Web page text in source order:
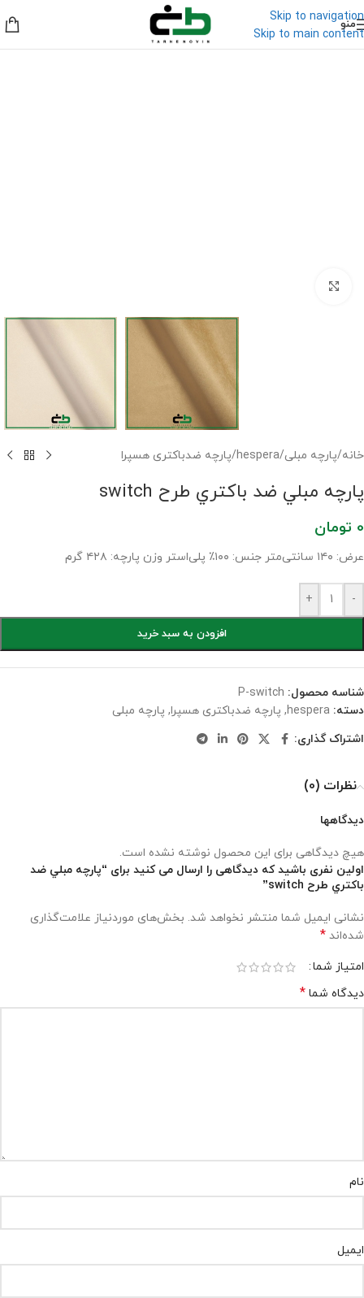
Skip to navigation
Skip to main content
منو
خانه/پارچه مبلی/
hespera
/پارچه ضدباکتری هسپرا
پارچه مبلي ضد باکتري طرح switch
0 تومان
عرض: ۱۴۰ سانتی‌متر جنس: ۱۰۰٪ پلی‌استر وزن پارچه: ‌۴۲۸ گرم
-
+
افزودن به سبد خرید
شناسه محصول: P-switch
دسته: hespera
, پارچه ضدباکتری هسپرا, پارچه مبلی
اشتراک گذاری:
نظرات (0)
دیدگاهها
هیچ دیدگاهی برای این محصول نوشته نشده است.
اولین نفری باشید که دیدگاهی را ارسال می کنید برای “پارچه مبلي ضد
باکتري طرح switch”
نشانی ایمیل شما منتشر نخواهد شد. بخش‌های موردنیاز علامت‌گذاری
شده‌اند *
امتیاز شما
دیدگاه شما *
نام
ایمیل